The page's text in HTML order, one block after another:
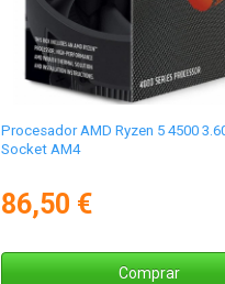
Procesador AMD Ryzen 5 4500
Socket AM4
86,50 €
Comprar